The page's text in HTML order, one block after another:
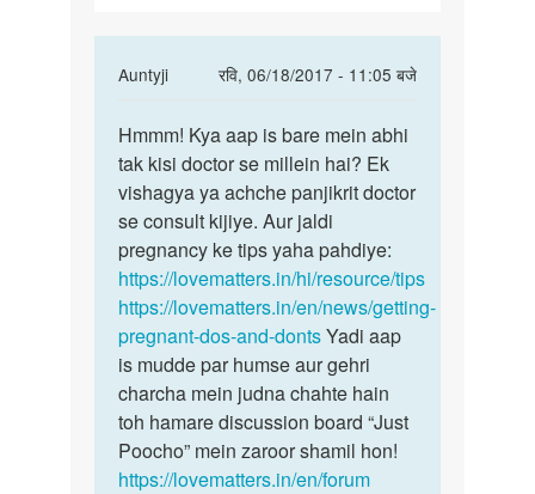
Auntyji
रवि, 06/18/2017 - 11:05 बजे
In
to
Mam
sperm
count
badaye
ja
by
Dangi
Hmmm!
Kya
aap
is
bare
mein
Hmmm! Kya aap is bare mein abhi
tak kisi doctor se millein hai? Ek
vishagya ya achche panjikrit doctor
se consult kijiye. Aur jaldi
pregnancy ke tips yaha pahdiye:
https://lovematters.in/hi/resource/tips
https://lovematters.in/en/news/getting-
pregnant-dos-and-dontsYadi aap
is mudde par humse aur gehri
charcha mein judna chahte hain
toh hamare discussion board “Just
Poocho” mein zaroor shamil hon!
https://lovematters.in/en/forum